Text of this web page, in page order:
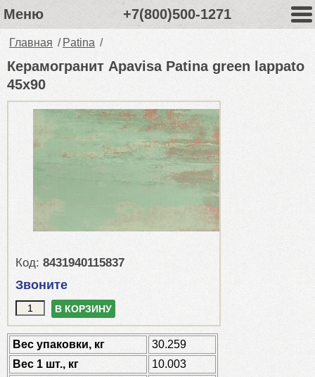
Меню +7(800)500-1271
Главная / Patina /
Керамогранит Apavisa Patina green lappato
45x90
Код: 8431940115837
Звоните
В КОРЗИНУ
Веc упаковки, кг
30.259
Вес 1 шт., кг
10.003